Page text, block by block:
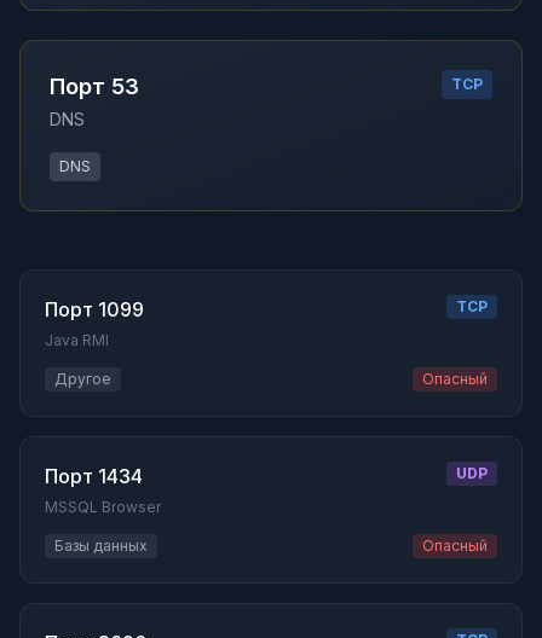
Порт 53
DNS
TCP
DNS
Порт 1099
Java RMI
TCP
Другое Опасный
Порт 1434
MSSQL Browser
UDP
Базы данных Опасный